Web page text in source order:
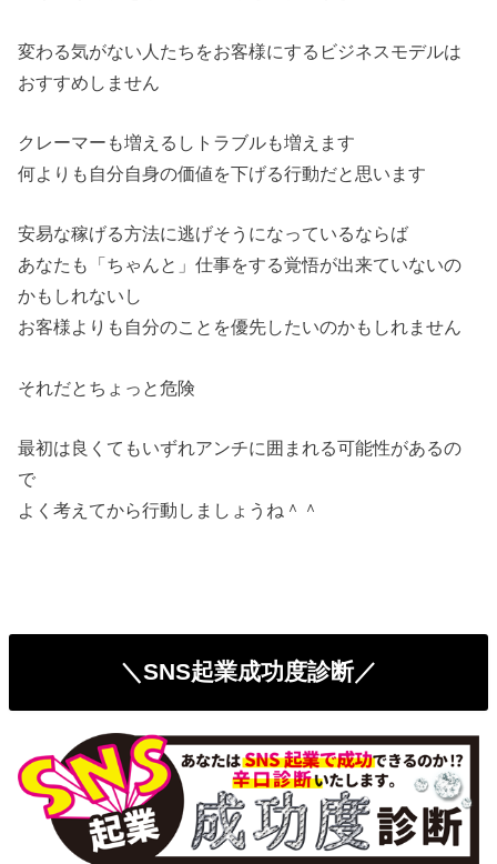
変わる気がない人たちをお客様にするビジネスモデルは
おすすめしません
クレーマーも増えるしトラブルも増えます
何よりも自分自身の価値を下げる行動だと思います
安易な稼げる方法に逃げそうになっているならば
あなたも「ちゃんと」仕事をする覚悟が出来ていないの
かもしれないし
お客様よりも自分のことを優先したいのかもしれません
それだとちょっと危険
最初は良くてもいずれアンチに囲まれる可能性があるの
で
よく考えてから行動しましょうね＾＾
＼SNS起業成功度診断／